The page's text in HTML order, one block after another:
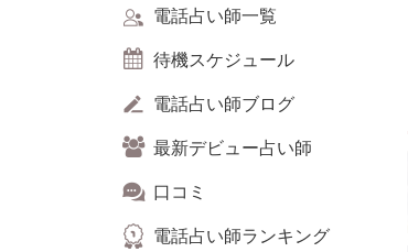
電話占い師一覧
待機スケジュール
電話占い師ブログ
最新デビュー占い師
口コミ
電話占い師ランキング